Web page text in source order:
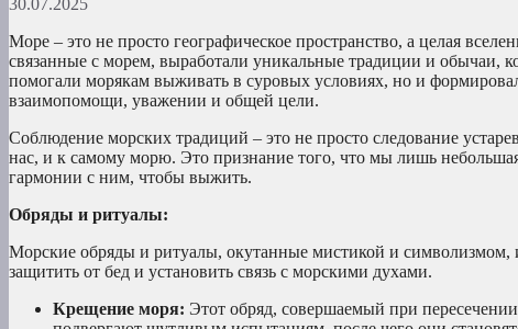
30.07.2025
Море – это не просто географическое пространство, а целая
связанные с морем, выработали уникальные традиции и обычаи,
помогали морякам выживать в суровых условиях, но и
взаимопомощи, уважении и общей цели.
Соблюдение морских традиций – это не просто следование
нас, и к самому морю. Это признание того, что мы лишь
гармонии с ним, чтобы выжить.
Обряды и ритуалы:
Морские обряды и ритуалы, окутанные мистикой и
защитить от бед и установить связь с морскими духами.
Крещение моря: Этот обряд, совершаемый при